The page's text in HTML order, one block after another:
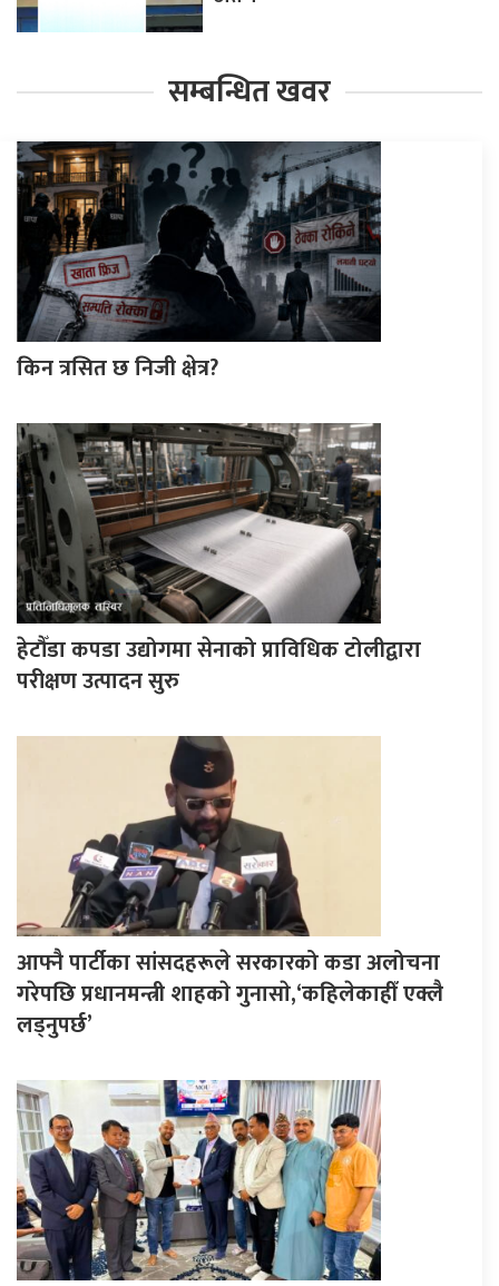
सम्बन्धित खवर
किन त्रसित छ निजी क्षेत्र?
हेटौँडा कपडा उद्योगमा सेनाको प्राविधिक टोलीद्वारा
परीक्षण उत्पादन सुरु
आफ्नै पार्टीका सांसदहरूले सरकारको कडा अलोचना
गरेपछि प्रधानमन्त्री शाहकाे गुनासाे,‘कहिलेकाहीँ एक्लै
लड्नुपर्छ’